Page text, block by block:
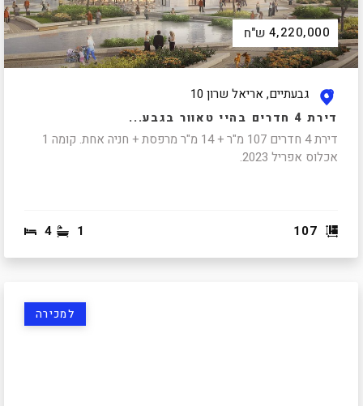
4,220,000 ש"ח
גבעתיים, אריאל שרון 10
דירת 4 חדרים בהיי טאוור בגבע...
דירת 4 חדרים 107 מ"ר + 14 מ"ר מרפסת + חניה אחת. קומה 1
אכלוס אפריל 2023.
107
4 1
למכירה